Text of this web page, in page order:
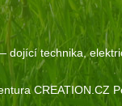
dojící technika,
CREATION.CZ